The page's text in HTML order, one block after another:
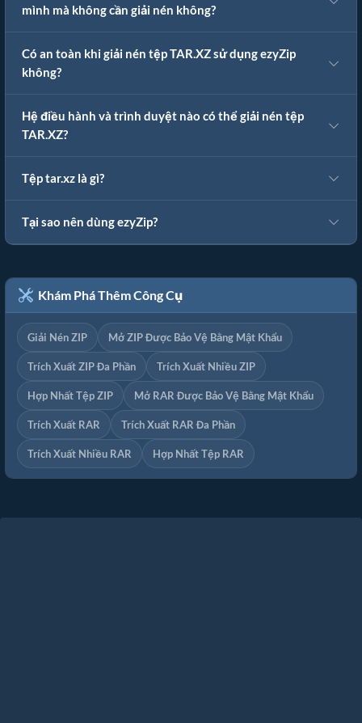
mình mà không cần giải nén không?
Có an toàn khi giải nén tệp TAR.XZ sử dụng ezyZip
không?
Hệ điều hành và trình duyệt nào có thể giải nén tệp
TAR.XZ?
Tệp tar.xz là gì?
Tại sao nên dùng ezyZip?
Khám Phá Thêm Công Cụ
Giải Nén ZIP Mở ZIP Được Bảo Vệ Bằng Mật Khẩu
Trích Xuất ZIP Đa Phần Trích Xuất Nhiều ZIP
Hợp Nhất Tệp ZIP Mở RAR Được Bảo Vệ Bằng Mật Khẩu
Trích Xuất RAR Trích Xuất RAR Đa Phần
Trích Xuất Nhiều RAR Hợp Nhất Tệp RAR